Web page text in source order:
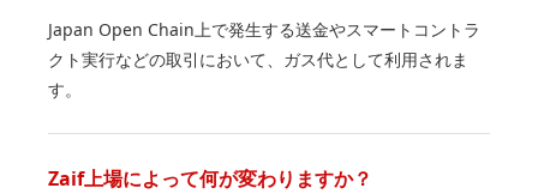
Japan Open Chain上で発生する送金やスマートコントラ
クト実行などの取引において、ガス代として利用されま
す。
Zaif上場によって何が変わりますか？